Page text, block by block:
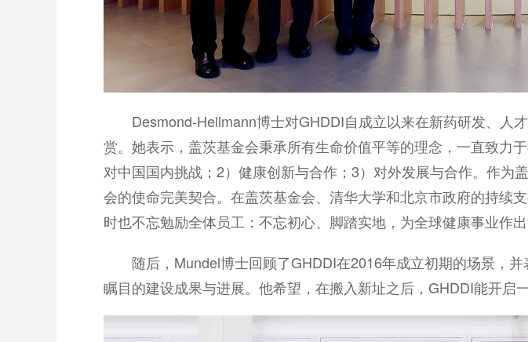
Desmond-Hellmann博士对GHDDI自成立以来在新药研发、人
赏。她表示，盖茨基金会秉承所有生命价值平等的理念，一直致力
对中国国内挑战；2）健康创新与合作；3）对外发展与合作。作为
会的使命完美契合。在盖茨基金会、清华大学和北京市政府的持续
时也不忘勉励全体员工：不忘初心、脚踏实地，为全球健康事业作出
随后，Mundel博士回顾了GHDDI在2016年成立初期的场景，
瞩目的建设成果与进展。他希望，在搬入新址之后，GHDDI能开启